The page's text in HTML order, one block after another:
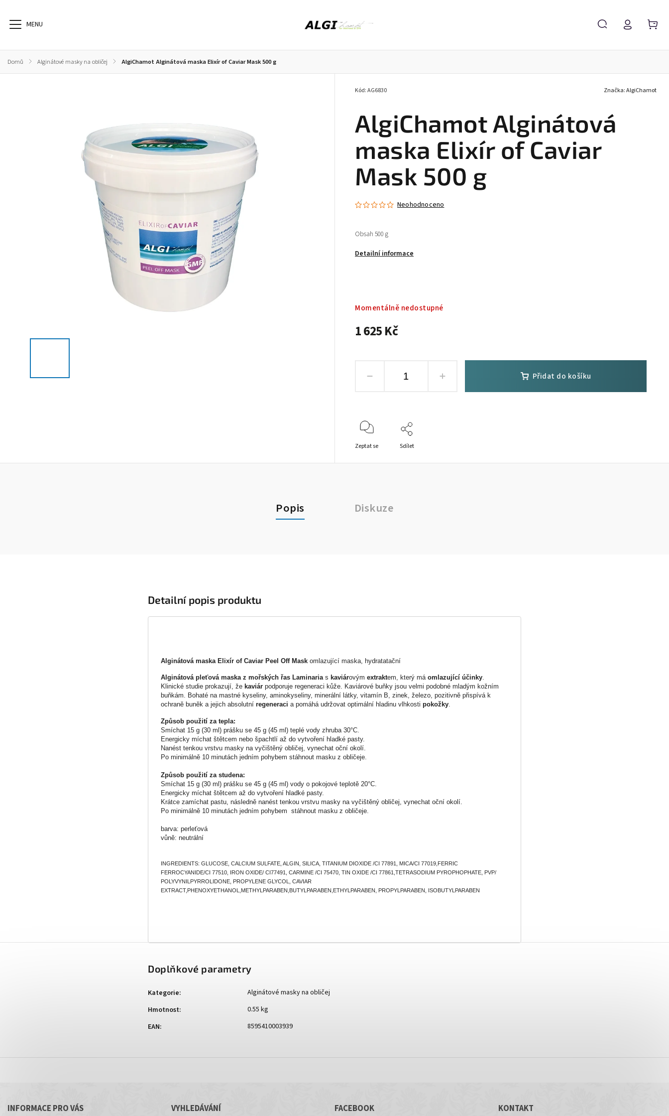
Domů / Alginátové masky na obličej / AlgiChamot Alginátová maska Elixír of Caviar Mask 500 g
AlgiChamot Alginátová
maska Elixír of Caviar
Mask 500 g
Kód:AG6830
Neohodnoceno
Obsah 500 g
Detailní informace
Značka:AlgiChamot
1 625 Kč
Momentálně nedostupné
Přidat do košíku
Zeptat se Sdílet
Popis Diskuze
Detailní popis produktu
Alginátová maska Elixír of Caviar Peel Off Maskomlazující maska, hydratatační
Alginátová pleťová maska z mořských řas Laminarias kaviárovým extraktem, který má omlazující účinky.
Klinické studie prokazují, že kaviárpodporuje regeneraci kůže. Kaviárové buňky jsou velmi podobné mladým kožním
buňkám. Bohaté na mastné kyseliny, aminokyseliny, minerální látky, vitamín B, zinek, železo, pozitivně přispívá k
ochraně buněk a jejich absolutní regeneraci a pomáhá udržovat optimální hladinu vlhkosti pokožky.
Způsob použití za tepla:
Smíchat 15 g (30 ml) prášku se 45 g (45 ml) teplé vody zhruba 30°C.
Energicky míchat štětcem nebo špachtlí až do vytvoření hladké pasty.
Nanést tenkou vrstvu masky na vyčištěný obličej, vynechat oční okolí.
Po minimálně 10 minutách jedním pohybem stáhnout masku z obličeje.
Způsob použití za studena:
Smíchat 15 g (30 ml) prášku se 45 g (45 ml) vody o pokojové teplotě 20°C.
Energicky míchat štětcem až do vytvoření hladké pasty.
Krátce zamíchat pastu, následně nanést tenkou vrstvu masky na vyčištěný obličej, vynechat oční okolí.
Po minimálně 10 minutách jedním pohybem stáhnout masku z obličeje.
barva: perleťová
vůně: neutrální
INGREDIENTS: GLUCOSE, CALCIUM SULFATE, ALGIN, SILICA, TITANIUM DIOXIDE /CI 77891, MICA/CI 77019,FERRIC
FERROCYANIDE/CI 77510, IRON OXIDE/ CI77491, CARMINE /CI 75470, TIN OXIDE /CI 77861,TETRASODIUM PYROPHOPHATE, PVP/
POLYVYNILPYRROLIDONE, PROPYLENE GLYCOL, CAVIAR
EXTRACT,PHENOXYETHANOL,METHYLPARABEN,BUTYLPARABEN,ETHYLPARABEN, PROPYLPARABEN, ISOBUTYLPARABEN
Doplňkové parametry
Kategorie:
Alginátové masky na obličej
Hmotnost:
0.55 kg
EAN: 8595410003939
INFORMACE PRO VÁS VYHLEDÁVÁNÍ FACEBOOK KONTAKT